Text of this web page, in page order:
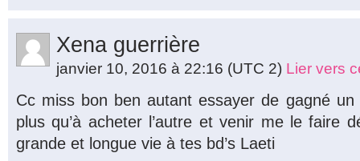
Xena guerrière
janvier 10, 2016 à 22:16 (UTC 2) Lier vers
Cc miss bon ben autant essayer de gagné un
plus qu’à acheter l’autre et venir me le faire
grande et longue vie à tes bd’s Laeti